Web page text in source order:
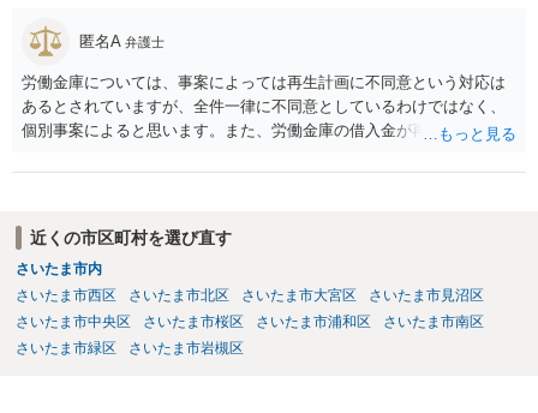
匿名A 弁護士
労働金庫については、事案によっては再生計画に不同意という対応は
あるとされていますが、全件一律に不同意としているわけではなく、
個別事案によると思います。また、労働金庫の借入金が再生債権の総
はありません。労働金庫には、書面決議への同意について確認や根回
います。個人再生の経験豊富な弁護士へ相談されればよいと思いま
す。
近くの市区町村を選び直す
さいたま市内
さいたま市西区
さいたま市北区 さいたま市大宮区
さいたま市見沼区
さいたま市中央区
さいたま市桜区 さいたま市浦和区
さいたま市南区
さいたま市緑区
さいたま市岩槻区